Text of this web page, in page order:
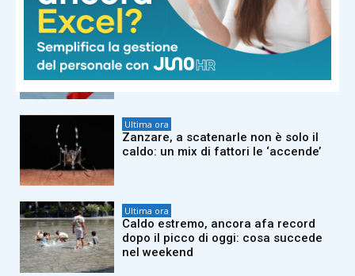
Ultima ora
Iran, Teheran punta tutto su controllo
Stretto Hormuz: ma è una
scommessa rischiosa
Ultima ora
Zanzare, a scatenarle non è solo il
caldo: un mix di fattori le ‘accende’
Ultima ora
Caldo estremo, ancora afa record
dopo il picco di oggi: cosa succede
nel weekend